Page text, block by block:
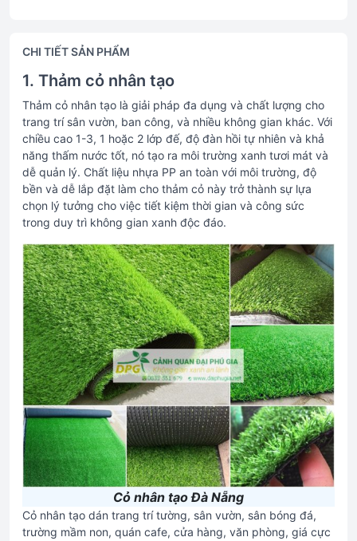
CHI TIẾT SẢN PHẨM
1. Thảm cỏ nhân tạo
Thảm cỏ nhân tạo là giải pháp đa dụng và chất lượng cho
trang trí sân vườn, ban công, và nhiều không gian khác. Với
chiều cao 1-3, 1 hoặc 2 lớp đế, độ đàn hồi tự nhiên và khả
năng thấm nước tốt, nó tạo ra môi trường xanh tươi mát và
dễ quản lý. Chất liệu nhựa PP an toàn với môi trường, độ
bền và dễ lắp đặt làm cho thảm cỏ này trở thành sự lựa
chọn lý tưởng cho việc tiết kiệm thời gian và công sức
trong duy trì không gian xanh độc đáo.
Cỏ nhân tạo Đà Nẵng
Cỏ nhân tạo dán trang trí tường, sân vườn, sân bóng đá,
trường mầm non, quán cafe, cửa hàng, văn phòng, giá cực